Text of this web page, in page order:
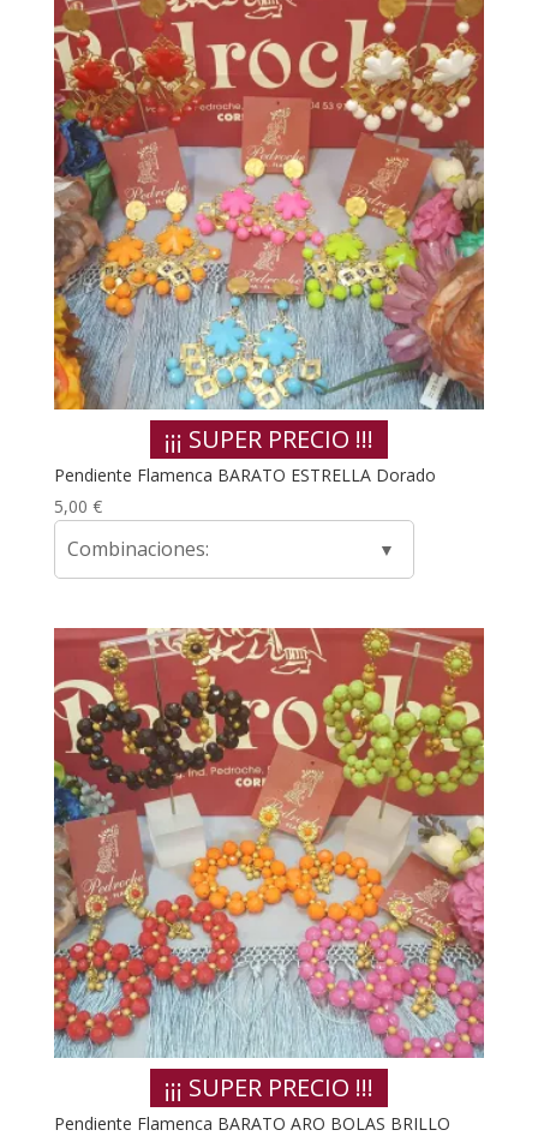
¡¡¡ SUPER PRECIO !!!
Pendiente Flamenca BARATO ESTRELLA Dorado
5,00 €
Combinaciones:
¡¡¡ SUPER PRECIO !!!
Pendiente Flamenca BARATO ARO BOLAS BRILLO